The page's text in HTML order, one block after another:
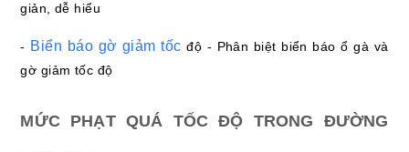
giản, dễ hiểu
- Biển báo gờ giảm tốc độ - Phân biệt biển báo ổ gà và
gờ giảm tốc độ
MỨC PHẠT QUÁ TỐC ĐỘ TRONG ĐƯỜNG